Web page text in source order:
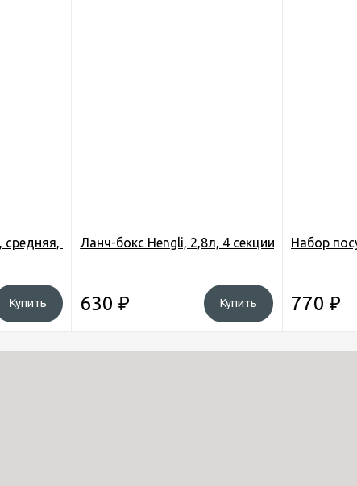
средняя, нержавеющая сталь
Купить
Ланч-бокс Hengli, 2,8л, 4 секции, круглый,
630₽ Купить
Набор
770 ₽